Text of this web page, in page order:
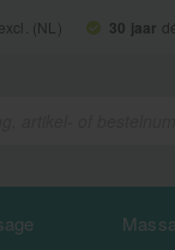
(NL) 30 jaar